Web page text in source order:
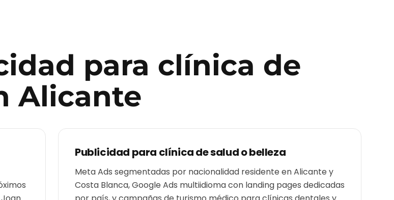
para clínica de
Alicante
Publicidad para clínica de salud o belleza
Meta Ads segmentadas por nacionalidad residente en Alicante y
Costa Blanca, Google Ads multiidioma con landing pages dedicadas